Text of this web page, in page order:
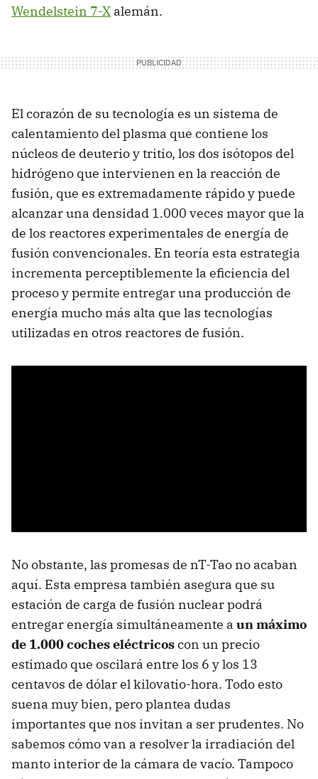
Wendelstein 7-X alemán.
El corazón de su tecnología es un sistema de
calentamiento del plasma que contiene los
núcleos de deuterio y tritio, los dos isótopos del
hidrógeno que intervienen en la reacción de
fusión, que es extremadamente rápido y puede
alcanzar una densidad 1.000 veces mayor que la
de los reactores experimentales de energía de
fusión convencionales. En teoría esta estrategia
incrementa perceptiblemente la eficiencia del
proceso y permite entregar una producción de
energía mucho más alta que las tecnologías
utilizadas en otros reactores de fusión.
No obstante, las promesas de nT-Tao no acaban
aquí. Esta empresa también asegura que su
estación de carga de fusión nuclear podrá
entregar energía simultáneamente a un máximo
de 1.000 coches eléctricoscon un precio
estimado que oscilará entre los 6 y los 13
centavos de dólar el kilovatio-hora. Todo esto
suena muy bien, pero plantea dudas
importantes que nos invitan a ser prudentes. No
sabemos cómo van a resolver la irradiación del
manto interior de la cámara de vacío. Tampoco